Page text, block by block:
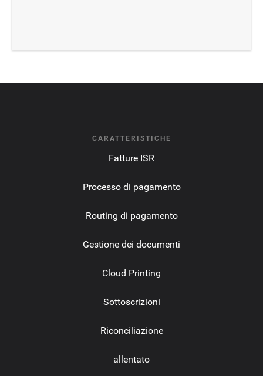
CARATTERISTICHE
Fatture ISR
Processo di pagamento
Routing di pagamento
Gestione dei documenti
Cloud Printing
Sottoscrizioni
Riconciliazione
allentato